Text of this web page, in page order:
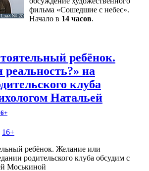
фильма «Сошедшие с небес».
Начало в 14 часов.
ребёнок.
на
клуба
Натальей
16+